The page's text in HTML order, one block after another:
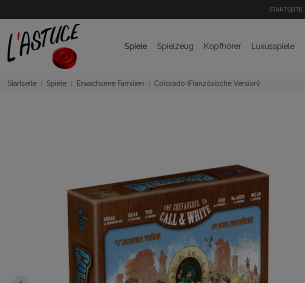
STARTSEITE
Spiele Spielzeug Kopfhörer Luxusspiele
Startseite Spiele Erwachsene Familien Colorado (Französische Version)